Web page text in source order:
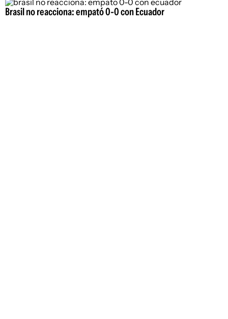
Brasil no reacciona: empató 0-0 con Ecuador